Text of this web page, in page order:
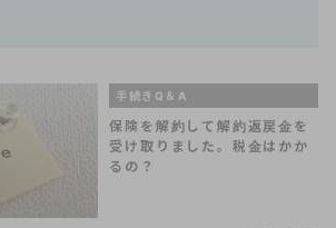
手続きQ＆A
保険を解約して解約返戻金を
受け取りました。税金はかか
るの？